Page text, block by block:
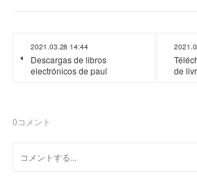
2021.03.28 14:44
Descargas de libros
electrónicos de paul
de
0コメント